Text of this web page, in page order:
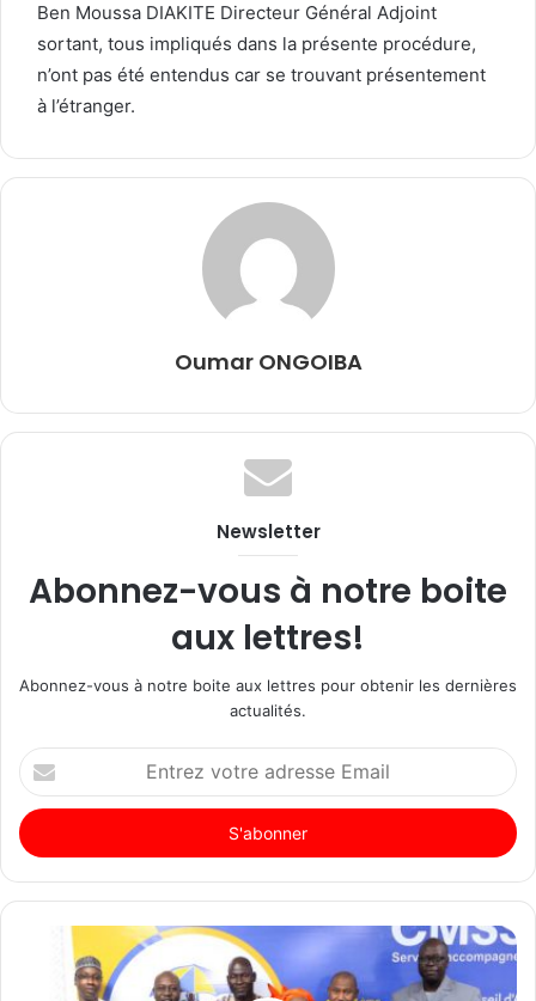
Ben Moussa DIAKITE Directeur Général Adjoint
sortant, tous impliqués dans la présente procédure,
n’ont pas été entendus car se trouvant présentement
à l’étranger.
Oumar ONGOIBA
Newsletter
Abonnez-vous à notre boite
aux lettres!
Abonnez-vous à notre boite aux lettres pour obtenir les dernières
actualités.
Entrez
votre
adresse
Email